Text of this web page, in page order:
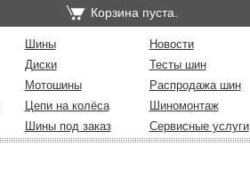
Корзина пуста.
Шины Новости
Диски Тесты шин
Мотошины Распродажа шин
Цепи на колёса Шиномонтаж
Шины под заказ Сервисные услуги